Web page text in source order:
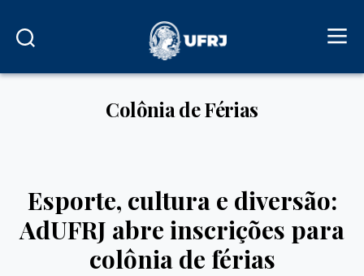
Colônia de Férias
Esporte, cultura e diversão:
AdUFRJ abre inscrições para
colônia de férias